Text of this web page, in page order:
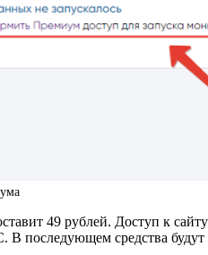
49 рублей. Доступ к
последующем средства